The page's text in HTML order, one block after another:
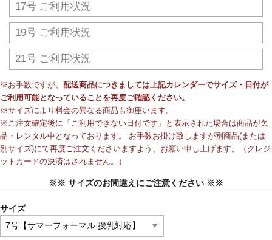
17号 ご利用状況
19号 ご利用状況
21号 ご利用状況
※お手数ですが、 配送商品につきましては上記カレンダーでサイズ・日付が
ご利用可能となっていることを再度ご確認ください。
※サイズにより料金の異なる商品も御座います。
※ご注文確定後に「ご利用できない日付です」と表示された場合は商品が欠
品・レンタル中となっております。 お手数お掛け致しますが別商品(または
別サイズ)にて再度ご注文くださいますよう、お願い申し上げます。（クレジ
ットカードの決済はされません。）
※※ サイズのお間違えにご注意ください ※※
サイズ